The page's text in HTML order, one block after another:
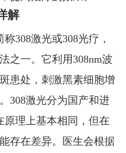
解
308激光或308光疗，
之一。它利用308nm波
患处，刺激黑素细胞增
308激光分为国产和进
原理上基本相同，但在
存在差异。医生会根据